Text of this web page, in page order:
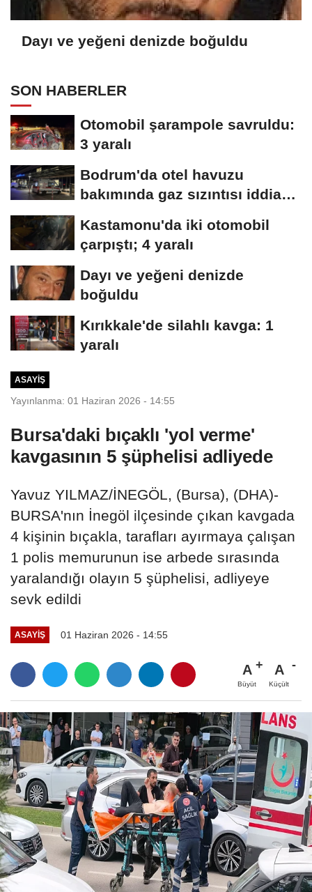
Dayı ve yeğeni denizde boğuldu
SON HABERLER
Otomobil şarampole savruldu:
3 yaralı
Bodrum'da otel havuzu
bakımında gaz sızıntısı iddiası;
Kastamonu'da iki otomobil
çarpıştı; 4 yaralı
Dayı ve yeğeni denizde
boğuldu
Kırıkkale'de silahlı kavga: 1
yaralı
ASAYIŞ
Yayınlanma: 01 Haziran 2026 - 14:55
Bursa'daki bıçaklı 'yol verme'
kavgasının 5 şüphelisi adliyede
Yavuz YILMAZ/İNEGÖL, (Bursa), (DHA)-
BURSA'nın İnegöl ilçesinde çıkan kavgada
4 kişinin bıçakla, tarafları ayırmaya çalışan
1 polis memurunun ise arbede sırasında
yaralandığı olayın 5 şüphelisi, adliyeye
sevk edildi
ASAYIŞ 01 Haziran 2026 - 14:55
A
Büyüt
A
Küçült